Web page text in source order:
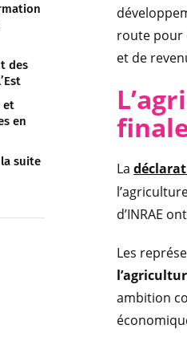
des
et
en
suite
route pour
et de
La
d’INRAE
Les
ambition